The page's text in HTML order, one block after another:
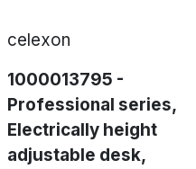
celexon
1000013795 -
Professional series,
Electrically height
adjustable desk,